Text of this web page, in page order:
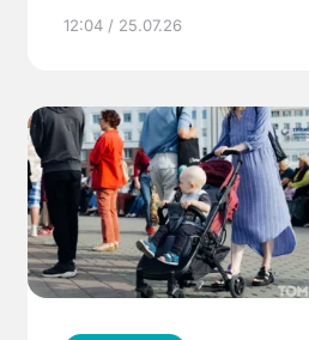
12:04 / 25.07.26